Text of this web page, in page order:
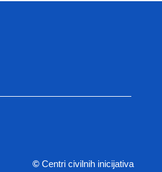
© Centri civilnih inicijativa